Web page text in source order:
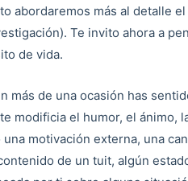
abordaremos más al detalle
Te invito ahora a
de vida.
más de una ocasión has
modificia el humor, el ánimo,
motivación externa, una
de un tuit, algún